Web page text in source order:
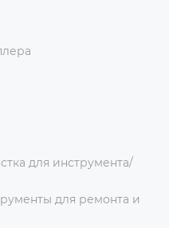
для инструмента/
для ремонта и